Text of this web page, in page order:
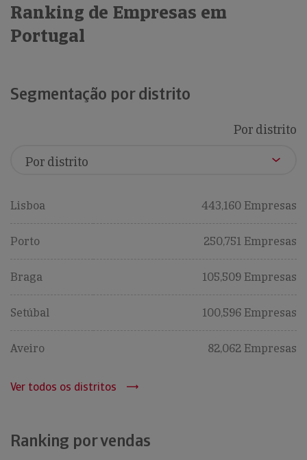
Ranking de Empresas em
Portugal
Segmentação por distrito
Por distrito
Lisboa 443,160 Empresas
Porto 250,751 Empresas
Braga 105,509 Empresas
Setúbal 100,596 Empresas
Aveiro 82,062 Empresas
Ver todos os distritos
Ranking por vendas